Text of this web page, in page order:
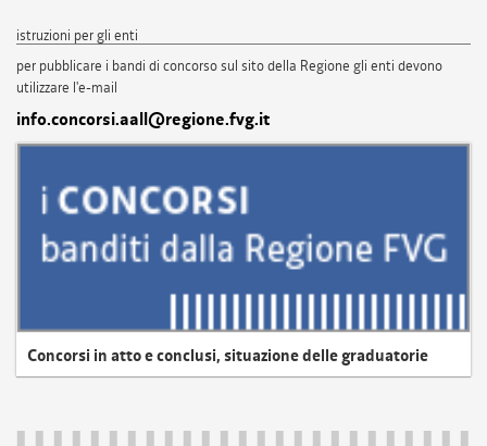
istruzioni per gli enti
per pubblicare i bandi di concorso sul sito della Regione gli enti devono
utilizzare l'e-mail
info.concorsi.aall@regione.fvg.it
Concorsi in atto e conclusi, situazione delle graduatorie